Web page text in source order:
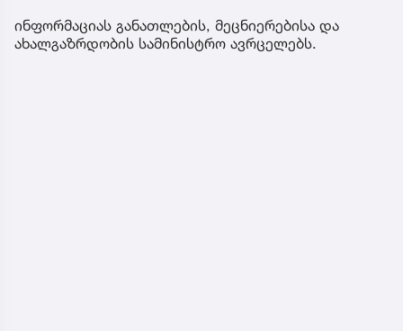
ინფორმაციას განათლების, მეცნიერებისა და
ახალგაზრდობის სამინისტრო ავრცელებს.